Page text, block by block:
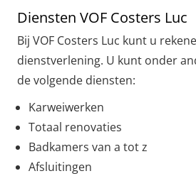
Diensten VOF Costers Luc
Bij VOF Costers Luc kunt u
dienstverlening. U kunt onder
de volgende diensten:
Karweiwerken
Totaal renovaties
Badkamers van a tot z
Afsluitingen